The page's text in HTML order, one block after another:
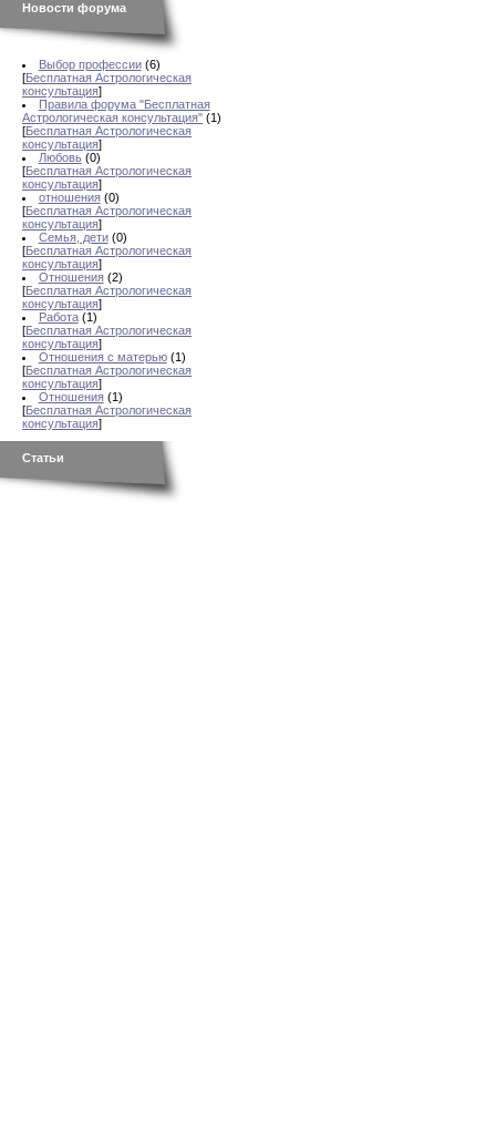
Новости форума
Выбор профессии (6)
[Бесплатная Астрологическая
консультация]
Правила форума "Бесплатная
Астрологическая консультация" (1)
[Бесплатная Астрологическая
консультация]
Любовь (0)
[Бесплатная Астрологическая
консультация]
отношения (0)
[Бесплатная Астрологическая
консультация]
Семья, дети (0)
[Бесплатная Астрологическая
консультация]
Отношения (2)
[Бесплатная Астрологическая
консультация]
Работа (1)
[Бесплатная Астрологическая
консультация]
Отношения с матерью (1)
[Бесплатная Астрологическая
консультация]
Отношения (1)
[Бесплатная Астрологическая
консультация]
Статьи